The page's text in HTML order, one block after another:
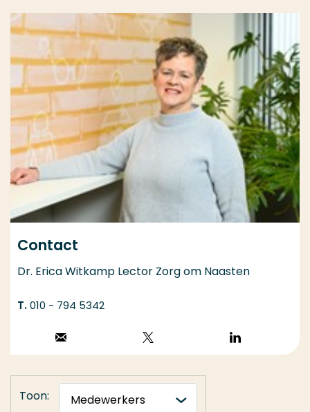
Contact
Dr. Erica Witkamp Lector Zorg om Naasten
010 - 794 5342
Stuur een email
LinkedIn
Toon: